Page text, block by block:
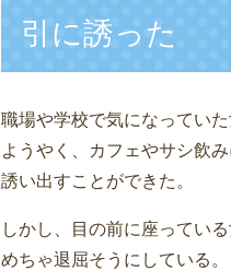
引に誘った
職場や学校で気になってい
ようやく、カフェやサシ飲み
誘い出すことができた。
しかし、目の前に座ってい
めちゃ退屈そうにしている。